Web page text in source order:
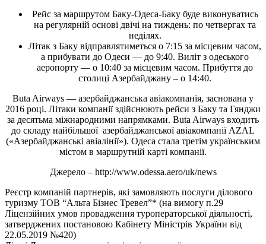
Рейс за маршрутом Баку-Одеса-Баку буде виконуватись
на регулярній основі двічі на тиждень: по четвергах та
неділях.
Літак з Баку відправлятиметься о 7:15 за місцевим часом,
а прибувати до Одеси — до 9:40. Виліт з одеського
аеропорту — о 10:40 за місцевим часом. Прибуття до
столиці Азербайджану – о 14:40.
Buta Airways — азербайджанська авіакомпанія, заснована у
2016 році. Літаки компанії здійснюють рейси з Баку та Гянджи
за десятьма міжнародними напрямками. Buta Airways входить
до складу найбільшої азербайджанської авіакомпанії AZAL
(«Азербайджанські авіалінії»). Одеса стала третім українським
містом в маршрутній карті компанії.
Джерело – http://www.odessa.aero/uk/news
Реєстр компаній партнерів, які замовляють послуги ділового
туризму ТОВ “Альта Бізнес Тревел”* (на вимогу п.29
Ліцензійних умов провадження туроператорської діяльності,
затверджених постановою Кабінету Міністрів України від
22.05.2019 №420)